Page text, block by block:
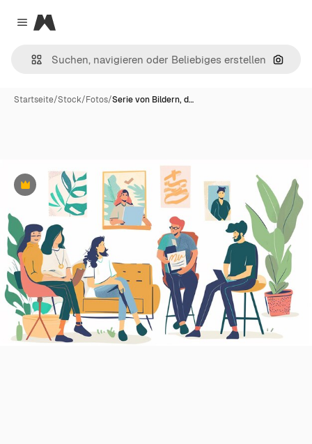
Close menu
Magnific
Nach
Startseite/Stock/Fotos/Serie von Bildern, d…
Premium